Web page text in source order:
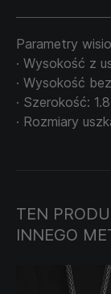
Parametry
· Wysokość z
· Wysokość
· Szerokość:
· Rozmiary
TEN
INNEGO